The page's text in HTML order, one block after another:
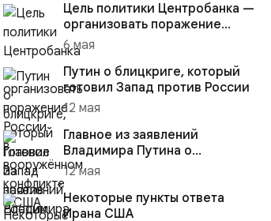
Цель политики Центробанка —
организовать поражение
России в вооружённом
конфликте с США
6 мая
Путин о блицкриге, который
готовил Запад против России
12 мая
Главное из заявлений
Владимира Путина о
конфликте на Украине
12 мая
Некоторые пункты ответа
Ирана США